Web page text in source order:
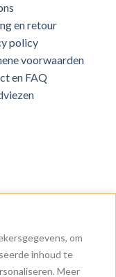
om
inhoud te
Meer
en retour
policy
voorwaarden
en FAQ